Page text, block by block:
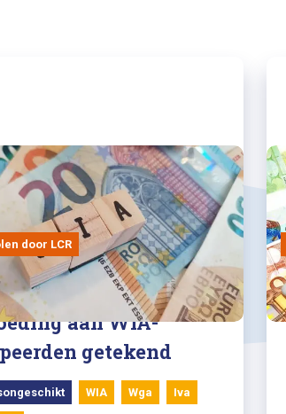
door LCR
regeling voor
aan WIA-
getekend
WIA Wga Iva